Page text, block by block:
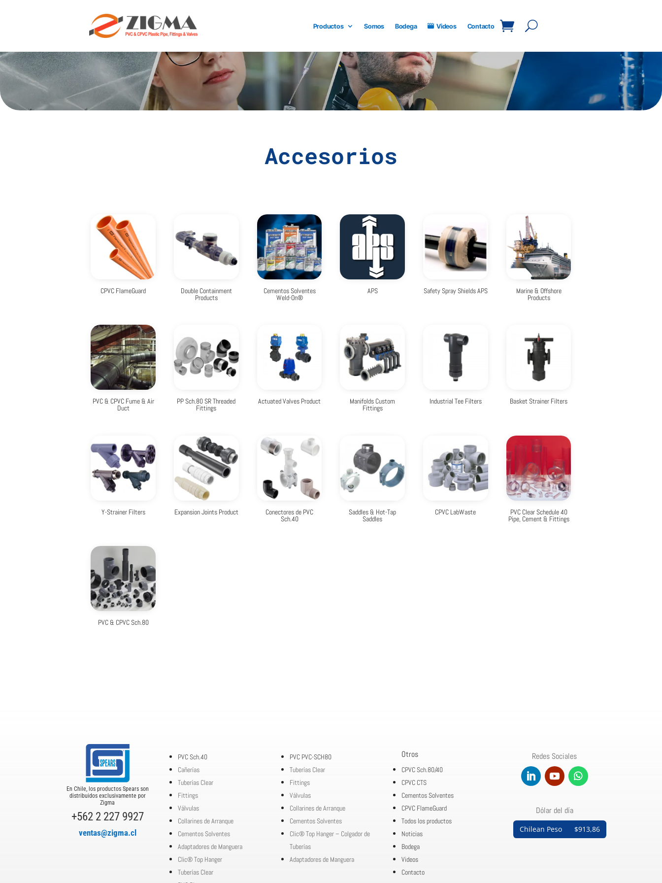
Productos Somos Bodega Videos Contacto
Accesorios
CPVC FlameGuard Double Containment
Products
Cementos Solventes
Weld-On®
APS Safety Spray Shields APS Marine & Offshore
Products
PVC & CPVC Fume & Air
Duct
PP Sch.80 SR Threaded
Fittings
Actuated Valves Product Manifolds Custom
Fittings
Industrial Tee Filters Basket Strainer Filters
Y-Strainer Filters Expansion Joints Product Conectores de PVC
Sch.40
Saddles & Hot-Tap
Saddles
CPVC LabWaste PVC Clear Schedule 40
Pipe, Cement & Fittings
PVC & CPVC Sch.80
En Chile, los productos Spears son
distribuidos exclusivamente por
Zigma
+562 2 227 9927
ventas@zigma.cl
PVC Sch.40
Cañerías
Tuberías Clear
Fittings
Válvulas
Collarines de Arranque
Cementos Solventes
Adaptadores de Manguera
Clic® Top Hanger
Tuberías Clear
PVC PVC-SCH80
Tuberías Clear
Fittings
Válvulas
Collarines de Arranque
Cementos Solventes
Clic® Top Hanger – Colgador de
Tuberías
Adaptadores de Manguera
Otros
CPVC Sch.80/40
CPVC CTS
Cementos Solventes
CPVC FlameGuard
Todos los productos
Noticias
Bodega
Videos
Contacto
Redes Sociales
Dólar del día
Chilean Peso $913,86